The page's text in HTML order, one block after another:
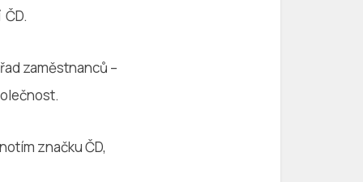
zaměstnanců –
značku ČD,